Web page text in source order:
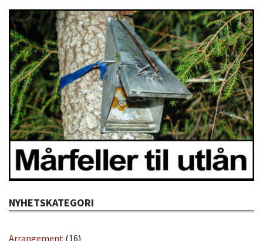
NYHETSKATEGORI
Arrangement (16)